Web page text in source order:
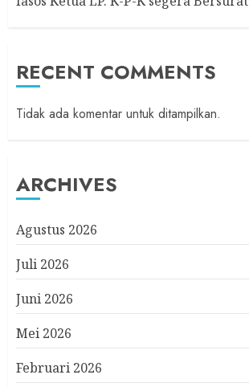
RECENT COMMENTS
Tidak ada komentar untuk ditampilkan.
ARCHIVES
Agustus 2026
Juli 2026
Juni 2026
Mei 2026
Februari 2026